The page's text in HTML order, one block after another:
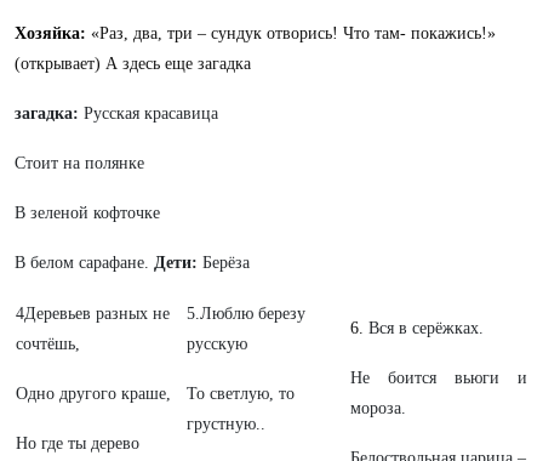
Хозяйка: «Раз, два, три – сундук отворись! Что там- покажись!»
(открывает) А здесь еще загадка
загадка: Русская красавица
Стоит на полянке
В зеленой кофточке
В белом сарафане. Дети: Берёза
4Деревьев разных не
сочтёшь,
Одно другого краше,
Но где ты дерево
5.Люблю березу
русскую
То светлую, то
грустную..
6. Вся в серёжках.
Не боится вьюги и
мороза.